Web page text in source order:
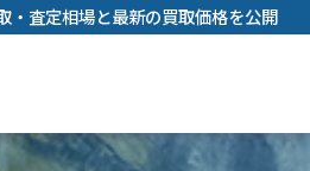
内
容
キ
ッ
・査定相場と最新の買取価格を公開